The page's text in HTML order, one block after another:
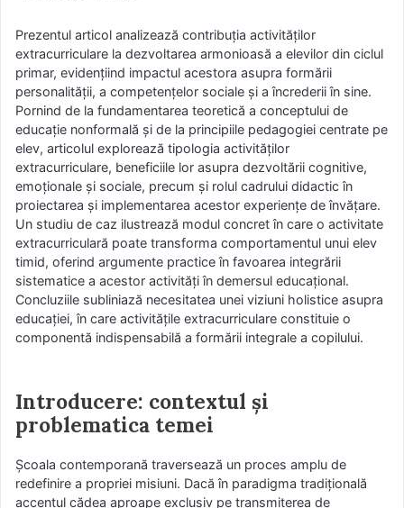
Prezentul articol analizează contribuția activităților
extracurriculare la dezvoltarea armonioasă a elevilor din ciclul
primar, evidențiind impactul acestora asupra formării
personalității, a competențelor sociale și a încrederii în sine.
Pornind de la fundamentarea teoretică a conceptului de
educație nonformală și de la principiile pedagogiei centrate pe
elev, articolul explorează tipologia activităților
extracurriculare, beneficiile lor asupra dezvoltării cognitive,
emoționale și sociale, precum și rolul cadrului didactic în
proiectarea și implementarea acestor experiențe de învățare.
Un studiu de caz ilustrează modul concret în care o activitate
extracurriculară poate transforma comportamentul unui elev
timid, oferind argumente practice în favoarea integrării
sistematice a acestor activități în demersul educațional.
Concluziile subliniază necesitatea unei viziuni holistice asupra
educației, în care activitățile extracurriculare constituie o
componentă indispensabilă a formării integrale a copilului.
Introducere: contextul și
problematica temei
Școala contemporană traversează un proces amplu de
redefinire a propriei misiuni. Dacă în paradigma tradițională
accentul cădea aproape exclusiv pe transmiterea de